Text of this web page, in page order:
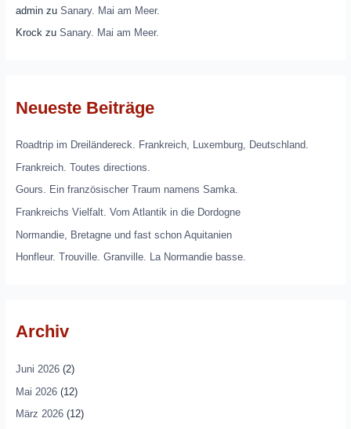
adminzu Sanary. Mai am Meer.
Krockzu Sanary. Mai am Meer.
Neueste Beiträge
Roadtrip im Dreiländereck. Frankreich, Luxemburg, Deutschland.
Frankreich. Toutes directions.
Gours. Ein französischer Traum namens Samka.
Frankreichs Vielfalt. Vom Atlantik in die Dordogne
Normandie, Bretagne und fast schon Aquitanien
Honfleur. Trouville. Granville. La Normandie basse.
Archiv
Juni 2026(2)
Mai 2026(12)
März 2026(12)